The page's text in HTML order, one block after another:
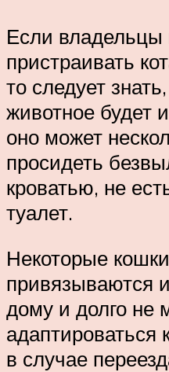
Если
пристраивать
то следует
животное будет
оно может
просидеть
кроватью, не
туалет.
Некоторые
привязываются
дому и долго не
в случае